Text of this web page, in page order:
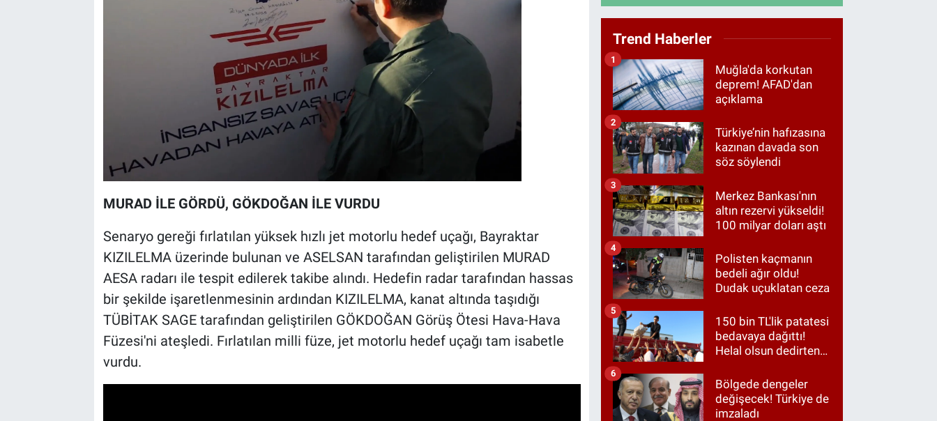
MURAD İLE GÖRDÜ, GÖKDOĞAN İLE VURDU
Senaryo gereği fırlatılan yüksek hızlı jet motorlu hedef uçağı, Bayraktar
KIZILELMA üzerinde bulunan ve ASELSAN tarafından geliştirilen MURAD
AESA radarı ile tespit edilerek takibe alındı. Hedefin radar tarafından hassas
bir şekilde işaretlenmesinin ardından KIZILELMA, kanat altında taşıdığı
TÜBİTAK SAGE tarafından geliştirilen GÖKDOĞAN Görüş Ötesi Hava-Hava
Füzesi'ni ateşledi. Fırlatılan milli füze, jet motorlu hedef uçağı tam isabetle
vurdu.
Trend Haberler
Muğla'da korkutan
deprem! AFAD'dan
açıklama
1
Türkiye’nin hafızasına
kazınan davada son
söz söylendi
2
Merkez Bankası'nın
altın rezervi yükseldi!
100 milyar doları aştı
3
Polisten kaçmanın
bedeli ağır oldu!
Dudak uçuklatan ceza
4
150 bin TL'lik patatesi
bedavaya dağıttı!
Helal olsun dedirten
5
Bölgede dengeler
değişecek! Türkiye de
imzaladı
6